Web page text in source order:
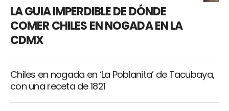
LA GUIA IMPERDIBLE DE DÓNDE
COMER CHILES EN NOGADA EN LA
CDMX
Chiles en nogada en ‘La Poblanita’ de Tacubaya,
con una receta de 1821